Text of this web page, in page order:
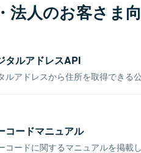
法人のお客さま
タルアドレスAPI
ルアドレスから住所を取得できる公
コードマニュアル
コードに関するマニュアルを掲載し